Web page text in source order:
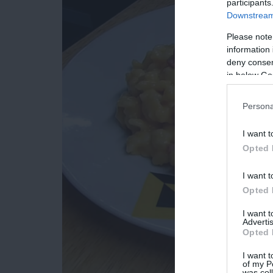
Please
information
deny
in below
I want
Opted
I want
Opted
I want
Opted
I want
of my